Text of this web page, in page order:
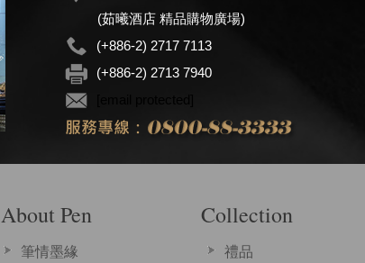
(茹曦酒店 精品購物廣場)
(+886-2) 2717 7113
(+886-2) 2713 7940
About Pen
筆情墨緣
Collection
禮品